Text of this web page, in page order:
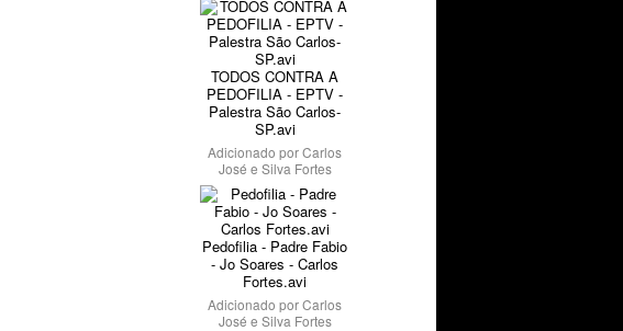
TODOS CONTRA A
PEDOFILIA - EPTV -
Palestra São Carlos-
SP.avi
Adicionado porCarlos
José e Silva Fortes
Pedofilia - Padre Fabio
- Jo Soares - Carlos
Fortes.avi
Adicionado porCarlos
José e Silva Fortes